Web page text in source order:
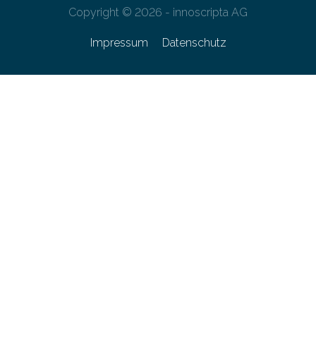
Copyright © 2026 - innoscripta AG
Impressum Datenschutz